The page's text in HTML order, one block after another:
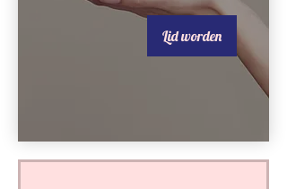
Lid worden